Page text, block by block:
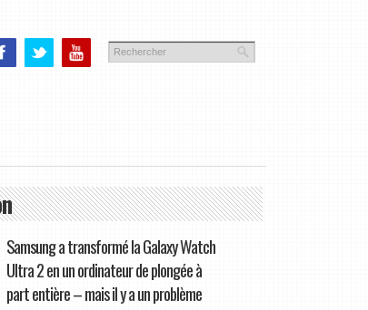
Samsung a transformé la Galaxy Watch
Ultra 2 en un ordinateur de plongée à
part entière – mais il y a un problème